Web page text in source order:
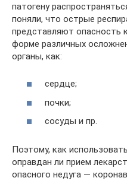
патогену
поняли, что острые
представляют опасность
форме различных
органы, как:
сердце;
почки;
сосуды и пр.
Поэтому, как
оправдан ли прием
опасного недуга —